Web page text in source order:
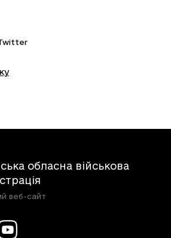
обласна військова
веб-сайт